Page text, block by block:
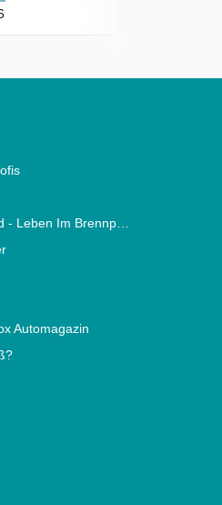
Hartes Deutschland - Leben Im Brennpunkt
Automagazin